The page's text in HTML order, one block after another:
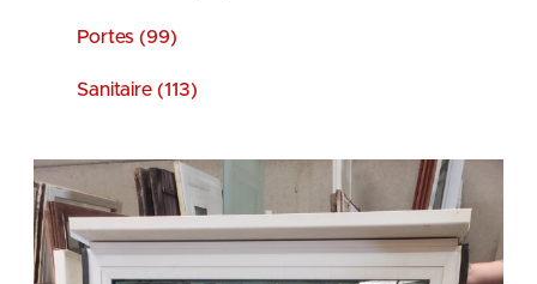
Portes (99)
Sanitaire (113)